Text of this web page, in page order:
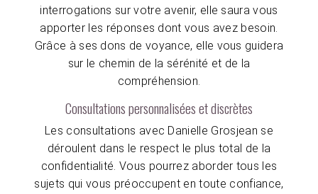
interrogations sur votre avenir, elle saura vous
apporter les réponses dont vous avez besoin.
Grâce à ses dons de voyance, elle vous guidera
sur le chemin de la sérénité et de la
compréhension.
Consultations personnalisées et discrètes
Les consultations avec Danielle Grosjean se
déroulent dans le respect le plus total de la
confidentialité. Vous pourrez aborder tous les
sujets qui vous préoccupent en toute confiance,